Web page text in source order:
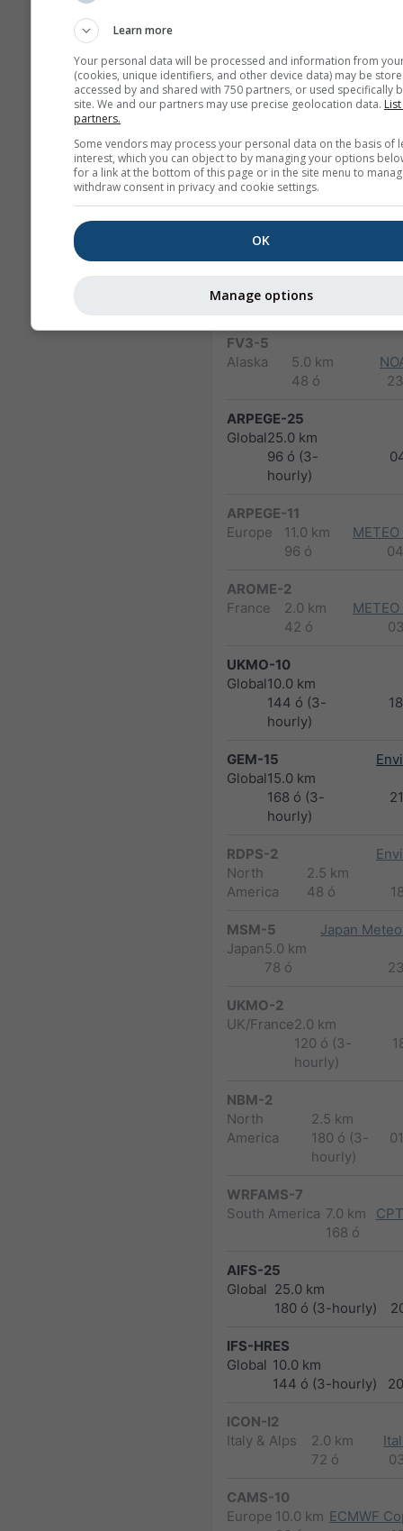
America
84 ó (3-
hourly)
NAM-5
48 ó
NAM-3
North America 3.0 km
HRRR-2
FV3-5
Alaska
5.0 km
48 ó
ARPEGE-25
Global25.0 km
96 ó (3-
hourly)
ARPEGE-11
Europe
11.0 km
96 ó
AROME-2
France
2.0 km
42 ó
UKMO-10
Global10.0 km
144 ó (3-
hourly)
GEM-15
Global15.0 km
168 ó (3-
hourly)
RDPS-2
North
America
2.5 km
48 ó
MSM-5
Japan5.0 km
78 ó
Japan
UKMO-2
UK/France2.0 km
120 ó (3-
hourly)
NBM-2
North
America
2.5 km
180 ó (3-
hourly)
WRFAMS-7
South America 7.0 km
168 ó
AIFS-25
Global 25.0 km
180 ó (3-hourly)
IFS-HRES
Global 10.0 km
144 ó (3-hourly)
ICON-I2
Italy & Alps
2.0 km
72 ó
CAMS-10
Europe 10.0 km ECMWF
Learn more
Your personal data will be processed and information from
(cookies, unique identifiers, and other device data) may be
accessed by and shared with 750 partners, or used specifically
site. We and our partners may use precise geolocation data.
partners.
Some vendors may process your personal data on the basis of
interest, which you can object to by managing your options
for a link at the bottom of this page or in the site menu to
withdraw consent in privacy and cookie settings.
OK
Manage options